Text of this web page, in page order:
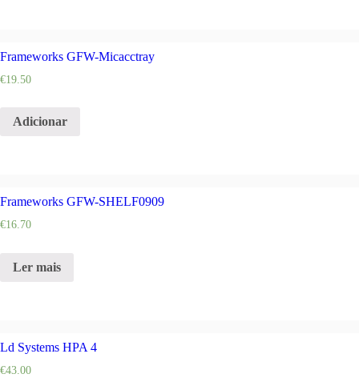
Frameworks GFW-Micacctray
€19.50
Adicionar
Frameworks GFW-SHELF0909
€16.70
Ler mais
Ld Systems HPA 4
€43.00